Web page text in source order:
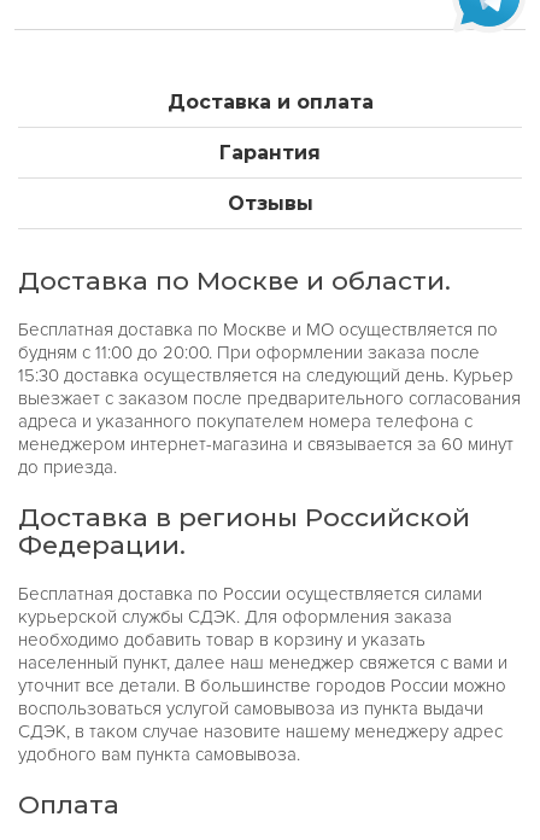
Доставка и оплата
Гарантия
Отзывы
Доставка по Москве и области.
Бесплатная доставка по Москве и МО осуществляется по
будням с 11:00 до 20:00. При оформлении заказа после
15:30 доставка осуществляется на следующий день. Курьер
выезжает с заказом после предварительного согласования
адреса и указанного покупателем номера телефона с
менеджером интернет-магазина и связывается за 60 минут
до приезда.
Доставка в регионы Российской
Федерации.
Бесплатная доставка по России осуществляется силами
курьерской службы СДЭК. Для оформления заказа
необходимо добавить товар в корзину и указать
населенный пункт, далее наш менеджер свяжется с вами и
уточнит все детали. В большинстве городов России можно
воспользоваться услугой самовывоза из пункта выдачи
СДЭК, в таком случае назовите нашему менеджеру адрес
удобного вам пункта самовывоза.
Оплата